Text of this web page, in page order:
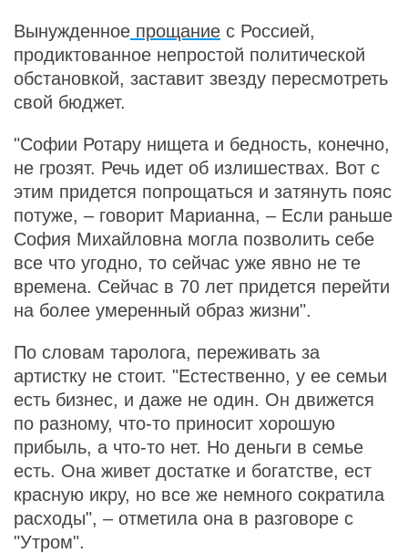
Вынужденное прощание с Россией,
продиктованное непростой политической
обстановкой, заставит звезду пересмотреть
свой бюджет.
"Софии Ротару нищета и бедность, конечно,
не грозят. Речь идет об излишествах. Вот с
этим придется попрощаться и затянуть пояс
потуже, – говорит Марианна, – Если раньше
София Михайловна могла позволить себе
все что угодно, то сейчас уже явно не те
времена. Сейчас в 70 лет придется перейти
на более умеренный образ жизни".
По словам таролога, переживать за
артистку не стоит. "Естественно, у ее семьи
есть бизнес, и даже не один. Он движется
по разному, что-то приносит хорошую
прибыль, а что-то нет. Но деньги в семье
есть. Она живет достатке и богатстве, ест
красную икру, но все же немного сократила
расходы", – отметила она в разговоре с
"Утром".